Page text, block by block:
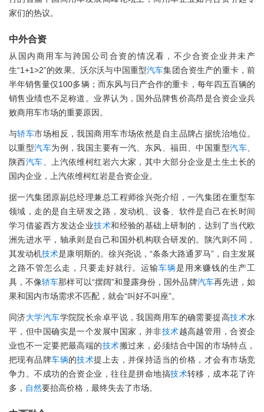
家们的热议。
中外合资
从国内商用车与跨国公司合资的情况看，不少合资企业并未产
生“1+1>2”的效果。沃尔沃与中国重型汽车集团合资生产的重卡，前
半年销售量仅100多辆；而东风与日产合作的重卡，每年四五百辆的
销售业绩也不足称道。业界认为，国外品牌售价高昂是合资企业兵
败商用车市场的重要原因。
与轿车市场相反，我国商用车市场依然是自主品牌占据统治地位。
以重型汽车为例，我国主要有一汽、东风、福田、中国重型汽车
陕西汽车 、上汽依维柯红岩六大家，其中大部分企业是土生土长的
国内企业，上汽依维柯红岩是合资企业。
据一汽集团原副总经理兼总工程师徐兴尧介绍，一汽集团在重型车
领域，走的是自主研发之路，发动机、设备、软件是自己在长时间
学习借鉴西方发达企业技术和经验的基础上研制的，达到了当代欧
洲先进水平，轴承则是自己和国外机构联合研发的。陕汽则不同，
其发动机技术是康明斯的。徐兴尧说，“条条大路通罗马”，自主发展
之路不管怎么走，只要走好就行。运输车辆是用来赚钱的生产工
具，不像轿车那样可以“摆阔”和显露身份，国外品牌汽车再先进，如
果和国内市场需求不匹配，就会“叫好不叫座”。
同济大学汽车学院院长余卓平说，我国商用车的确需要提高技术水
平，但中国确实是一个发展中国家，并非技术越高越管用，合资企
业也不一定要把最高端的技术搬过来，必须结合中国的市场特点，
把现有品牌车辆的技术提上去，并保持适当的价格，才会有市场竞
争力。不成功的合资企业，往往是拼命地搞技术转移，成本花了许
多， 自然要抬高价格，最终失去了市场。